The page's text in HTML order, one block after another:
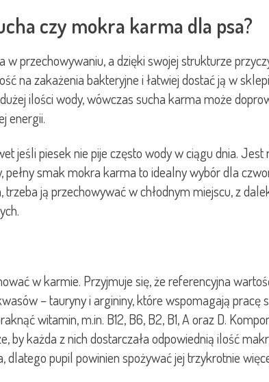
czy mokra karma dla psa?
przechowywaniu, a dzięki swojej strukturze
na zakażenia bakteryjne i łatwiej dostać ją w
ilości wody, wówczas sucha karma może
energii.
jeśli piesek nie pije często wody w ciągu dnia.
smak mokra karma to idealny wybór dla
ją przechowywać w chłodnym miejscu, z
w karmie. Przyjmuje się, że referencyjna
– tauryny i argininy, które wspomagają pracę
witamin, m.in. B12, B6, B2, B1, A oraz D.
każda z nich dostarczała odpowiednią ilość
pupil powinien spożywać jej trzykrotnie